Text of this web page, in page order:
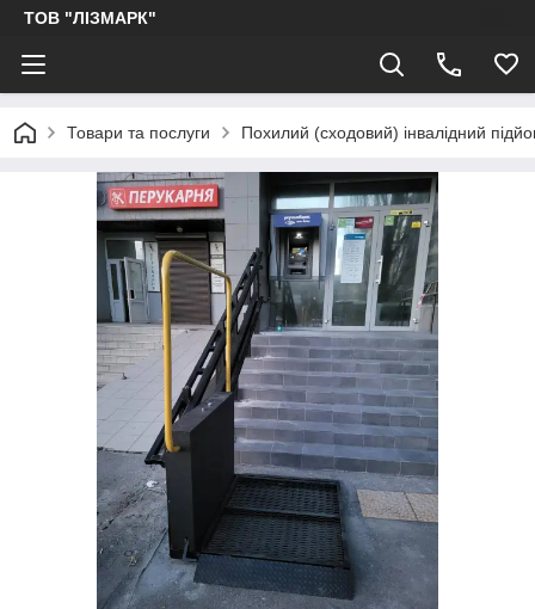
ТОВ "ЛІЗМАРК"
Товари та послуги Похилий (сходовий) інвалідний